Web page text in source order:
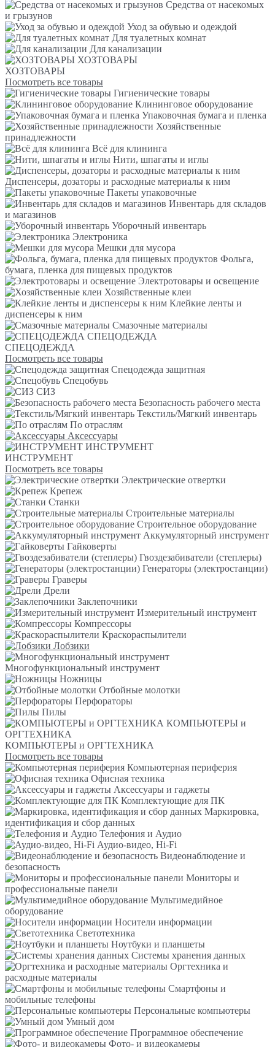
Средства от насекомых
и грызунов
Уход за обувью и одеждой
Для туалетных комнат
Для канализации
ХОЗТОВАРЫ
ХОЗТОВАРЫ
Посмотреть все товары
Гигиенические товары
Клининговое оборудование
Упаковочная бумага и пленка
Хозяйственные
принадлежности
Всё для клининга
Нити, шпагаты и иглы
Диспенсеры, дозаторы и расходные материалы к ним
Пакеты упаковочные
Инвентарь для складов
и магазинов
Уборочный инвентарь
Электроника
Мешки для мусора
Фольга,
бумага, пленка для пищевых продуктов
Электротовары и освещение
Хозяйственные клеи
Клейкие ленты и
диспенсеры к ним
Смазочные материалы
СПЕЦОДЕЖДА
СПЕЦОДЕЖДА
Посмотреть все товары
Спецодежда защитная
Спецобувь
СИЗ
Безопасность рабочего места
Текстиль/Мягкий инвентарь
По отраслям
Аксессуары
ИНСТРУМЕНТ
ИНСТРУМЕНТ
Посмотреть все товары
Электрические отвертки
Крепеж
Станки
Строительные материалы
Строительное оборудование
Аккумуляторный инструмент
Гайковерты
Гвоздезабиватели (степлеры)
Генераторы (электростанции)
Граверы
Дрели
Заклепочники
Измерительный инструмент
Компрессоры
Краскораспылители
Лобзики
Многофункциональный инструмент
Ножницы
Отбойные молотки
Перфораторы
Пилы
КОМПЬЮТЕРЫ и
ОРГТЕХНИКА
КОМПЬЮТЕРЫ и ОРГТЕХНИКА
Посмотреть все товары
Компьютерная периферия
Офисная техника
Аксессуары и гаджеты
Комплектующие для ПК
Маркировка,
идентификация и сбор данных
Телефония и Аудио
Аудио-видео, Hi-Fi
Видеонаблюдение и
безопасность
Мониторы и
профессиональные панели
Мультимедийное
оборудование
Носители информации
Светотехника
Ноутбуки и планшеты
Системы хранения данных
Оргтехника и
расходные материалы
Смартфоны и
мобильные телефоны
Персональные компьютеры
Умный дом
Программное обеспечение
Фото- и видеокамеры